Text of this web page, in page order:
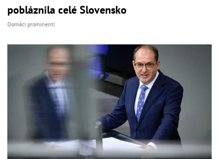
pobláznila celé Slovensko
Domáci prominenti